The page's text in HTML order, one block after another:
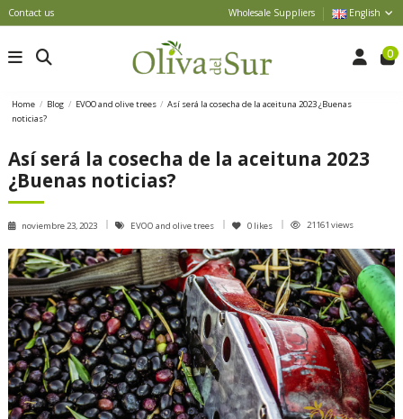
Contact us Wholesale Suppliers English
0
Home Blog EVOO and olive trees
Así será la cosecha de la aceituna 2023 ¿Buenas
noticias?
Así será la cosecha de la aceituna 2023
¿Buenas noticias?
noviembre 23, 2023 EVOO and olive trees 0 likes 21161 views